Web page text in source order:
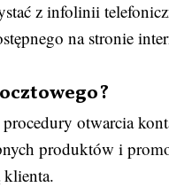
z infolinii
na stronie
otwarcia
produktów i
klienta.